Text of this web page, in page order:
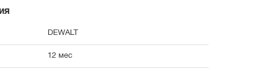
DEWALT
12 мес